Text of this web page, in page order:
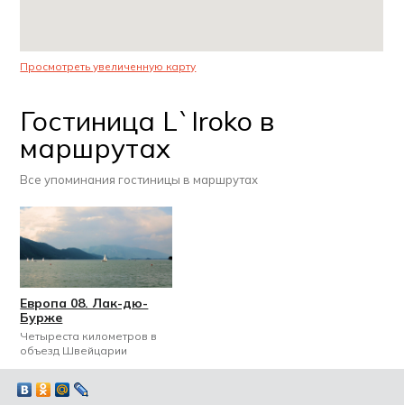
Просмотреть увеличенную карту
Гостиница L`Iroko в
маршрутах
Все упоминания гостиницы в маршрутах
Европа 08. Лак-дю-
Бурже
Четыреста километров в
объезд Швейцарии